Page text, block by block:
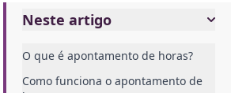
Neste artigo
O que é apontamento de horas?
Como funciona o apontamento de